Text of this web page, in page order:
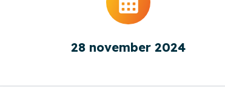
28 november 2024